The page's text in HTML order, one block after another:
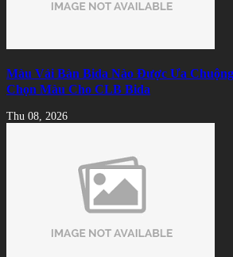
Màu Vải Bàn Bida Nào Được Ưa
Chọn Màu Cho CLB Bida
Thu 08, 2026